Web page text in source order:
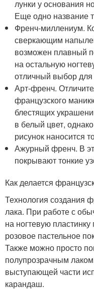
лунки у основания
Еще одно название
Френч-миллениум.
сверкающим
возможен плавный
на остальную
отличный выбор для
Арт-френч.
французского
блестящих
в белый цвет,
рисунок наносится
Ажурный френч. В
покрывают тонкие
Как делается
Технология создания
лака. При работе с
на ногтевую
розовое пастельное
Также можно просто
полупрозрачным
выступающей части
карандаш.